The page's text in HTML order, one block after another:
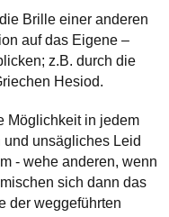
Brille einer anderen
auf das Eigene –
z.B. durch die
Hesiod.
Möglichkeit in jedem
unsägliches Leid
- wehe anderen, wenn
sich dann das
der weggeführten